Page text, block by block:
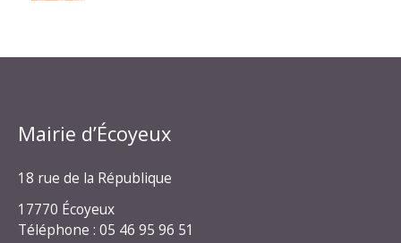
Mairie d’Écoyeux
18 rue de la République
17770 Écoyeux
Téléphone : 05 46 95 96 51